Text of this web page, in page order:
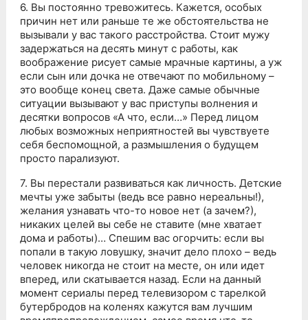
6. Вы постоянно тревожитесь. Кажется, особых
причин нет или раньше те же обстоятельства не
вызывали у вас такого расстройства. Стоит мужу
задержаться на десять минут с работы, как
воображение рисует самые мрачные картины, а уж
если сын или дочка не отвечают по мобильному –
это вообще конец света. Даже самые обычные
ситуации вызывают у вас приступы волнения и
десятки вопросов «А что, если…» Перед лицом
любых возможных неприятностей вы чувствуете
себя беспомощной, а размышления о будущем
просто парализуют.
7. Вы перестали развиваться как личность. Детские
мечты уже забыты (ведь все равно нереальны!),
желания узнавать что-то новое нет (а зачем?),
никаких целей вы себе не ставите (мне хватает
дома и работы)… Спешим вас огорчить: если вы
попали в такую ловушку, значит дело плохо – ведь
человек никогда не стоит на месте, он или идет
вперед, или скатывается назад. Если на данный
момент сериалы перед телевизором с тарелкой
бутербродов на коленях кажутся вам лучшим